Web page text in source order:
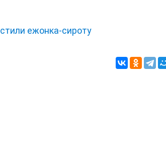
ежонка‑сироту